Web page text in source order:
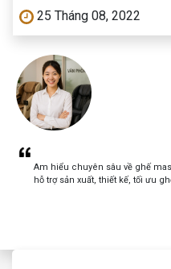
25 Tháng 08, 2022
Am hiểu chuyên sâu về ghế
hỗ trợ sản xuất, thiết kế, tối ưu